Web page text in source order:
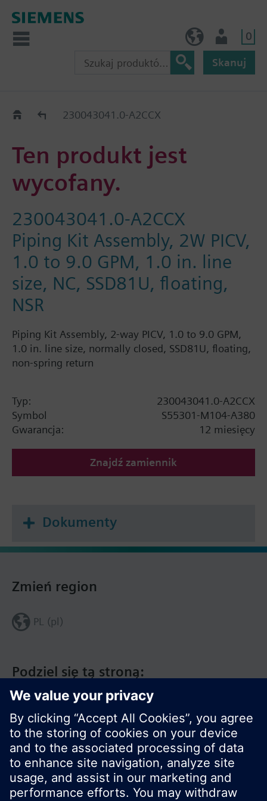
0
Skanuj
Old2New230043041.0-A2CCX
Ten produkt jest
wycofany.
230043041.0-A2CCX
Piping Kit Assembly, 2W PICV,
1.0 to 9.0 GPM, 1.0 in. line
size, NC, SSD81U, floating,
NSR
Piping Kit Assembly, 2-way PICV, 1.0 to 9.0 GPM,
1.0 in. line size, normally closed, SSD81U, floating,
non-spring return
Typ:
230043041.0-A2CCX
Symbol
S55301-M104-A380
Gwarancja:
12 miesięcy
Znajdź zamiennik
Dokumenty
Podziel się tą stroną:
Zmień region
PL (pl)